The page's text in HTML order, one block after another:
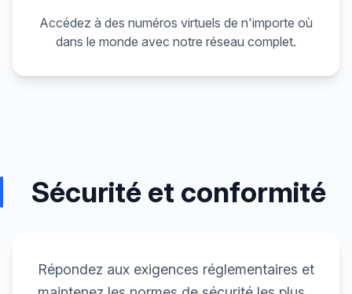
Accédez à des numéros virtuels de n'importe où
dans le monde avec notre réseau complet.
Sécurité et conformité
Répondez aux exigences réglementaires et